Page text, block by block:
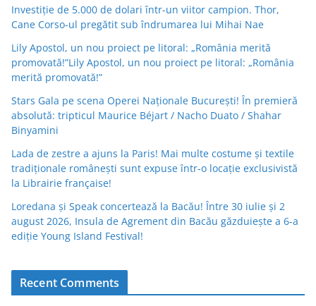
Investiție de 5.000 de dolari într-un viitor campion. Thor,
Cane Corso-ul pregătit sub îndrumarea lui Mihai Nae
Lily Apostol, un nou proiect pe litoral: „România merită
promovată!”Lily Apostol, un nou proiect pe litoral: „România
merită promovată!”
Stars Gala pe scena Operei Naționale București! În premieră
absolută: tripticul Maurice Béjart / Nacho Duato / Shahar
Binyamini
Lada de zestre a ajuns la Paris! Mai multe costume și textile
tradiționale românești sunt expuse într-o locație exclusivistă
la Librairie française!
Loredana și Speak concertează la Bacău! Între 30 iulie și 2
august 2026, Insula de Agrement din Bacău găzduiește a 6-a
ediție Young Island Festival!
Recent Comments